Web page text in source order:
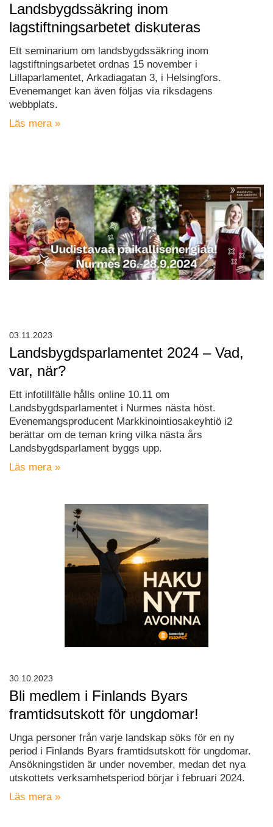
Landsbygdssäkring inom
lagstiftningsarbetet diskuteras
Ett seminarium om landsbygdssäkring inom
lagstiftningsarbetet ordnas 15 november i
Lillaparlamentet, Arkadiagatan 3, i Helsingfors.
Evenemanget kan även följas via riksdagens
webbplats.
Läs mera »
Landsbygdsparlamentet 2024 – Vad,
var, när?
Ett infotillfälle hålls online 10.11 om
Landsbygdsparlamentet i Nurmes nästa höst.
Evenemangsproducent Markkinointiosakeyhtiö i2
berättar om de teman kring vilka nästa års
Landsbygdsparlament byggs upp.
Läs mera »
03.11.2023
Bli medlem i Finlands Byars
framtidsutskott för ungdomar!
Unga personer från varje landskap söks för en ny
period i Finlands Byars framtidsutskott för ungdomar.
Ansökningstiden är under november, medan det nya
utskottets verksamhetsperiod börjar i februari 2024.
Läs mera »
30.10.2023